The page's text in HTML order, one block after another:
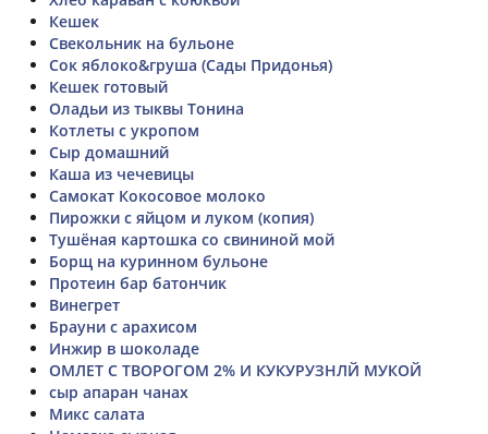
Кешек
Свекольник на бульоне
Сок яблоко&груша (Сады Придонья)
Кешек готовый
Оладьи из тыквы Тонина
Котлеты с укропом
Сыр домашний
Каша из чечевицы
Самокат Кокосовое молоко
Пирожки с яйцом и луком (копия)
Тушёная картошка со свининой мой
Борщ на куринном бульоне
Протеин бар батончик
Винегрет
Брауни с арахисом
Инжир в шоколаде
ОМЛЕТ С ТВОРОГОМ 2% И КУКУРУЗНЛЙ МУКОЙ
сыр апаран чанах
Микс салата